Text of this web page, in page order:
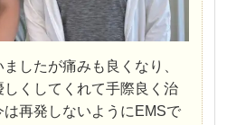
したが痛みも良くなり、
くしてくれて手際良く治
再発しないようにEMSで